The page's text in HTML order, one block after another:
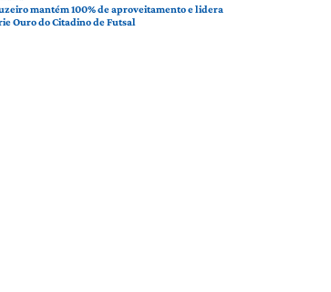
mantém 100% de aproveitamento e lidera
Ouro do Citadino de Futsal